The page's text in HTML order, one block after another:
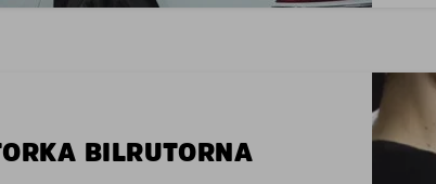
BILRUTORNA